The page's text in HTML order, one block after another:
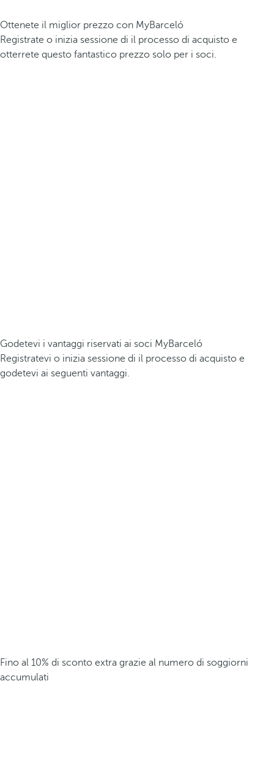
Ottenete il miglior prezzo con MyBarceló
Registrate o inizia sessione di il processo di acquisto e
otterrete questo fantastico prezzo solo per i soci.
Godetevi i vantaggi riservati ai soci MyBarceló
Registratevi o inizia sessione di il processo di acquisto e
godetevi ai seguenti vantaggi.
Fino al 10% di sconto extra grazie al numero di soggiorni
accumulati